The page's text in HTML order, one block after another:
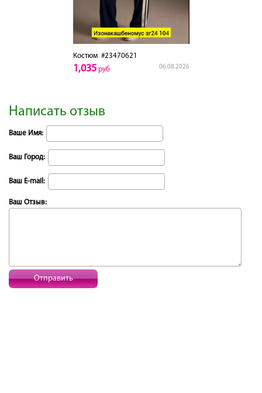
Костюм#23470621
06.08.2026
1,035руб
Написать отзыв
Ваше Имя:
Ваш Город:
Ваш E-mail:
Ваш Отзыв:
Отправить